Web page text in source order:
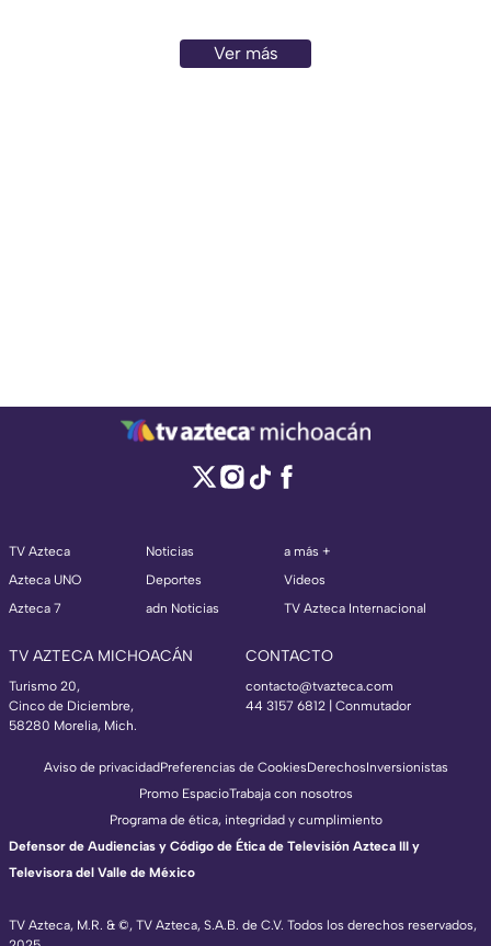
mejor rendimiento.
Ver más
TV Azteca
Azteca UNO
Azteca 7
Noticias
Deportes
adn Noticias
a más +
Videos
TV Azteca Internacional
TV AZTECA MICHOACÁN
Turismo 20,
Cinco de Diciembre,
58280 Morelia, Mich.
CONTACTO
contacto@tvazteca.com
44 3157 6812 | Conmutador
TV Azteca, M.R. & ©, TV Azteca, S.A.B. de C.V. Todos los derechos reservados,
Aviso de privacidadPreferencias de CookiesDerechosInversionistas
Promo EspacioTrabaja con nosotros
Programa de ética, integridad y cumplimiento
Defensor de Audiencias y Código de Ética de Televisión Azteca III y
Televisora del Valle de México